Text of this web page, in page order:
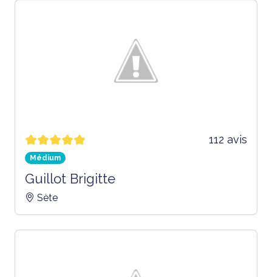
112 avis
Médium
Guillot Brigitte
Sète